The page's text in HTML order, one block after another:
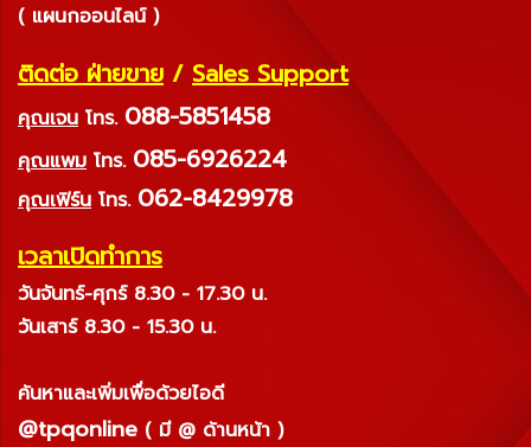
( แผนกออนไลน์ )
ติดต่อ ฝ่ายขาย / Sales Support
คุณเจน โทร. 088-5851458
คุณแพม โทร. 085-6926224
คุณเฟิร์น โทร. 062-8429978
เวลาเปิดทำการ
วันจันทร์-ศุกร์ 8.30 - 17.30 น.
วันเสาร์ 8.30 - 15.30 น.
ค้นหาและเพิ่มเพื่อด้วยไอดี
@tpqonline ( มี @ ด้านหน้า )